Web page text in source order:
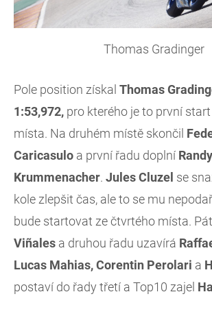
Thomas Gradinger
Pole position získal Thomas
1:53,972, pro kterého je to první
místa. Na druhém místě skončil
Caricasulo a první řadu doplní Randy
Krummenacher. JulesCluzel se
kole zlepšit čas, ale to se mu
bude startovat ze čtvrtého místa.
Viñales a druhou řadu uzavírá
Lucas Mahias,Corentin Perolari a
postaví do řady třetí a Top10 zajel